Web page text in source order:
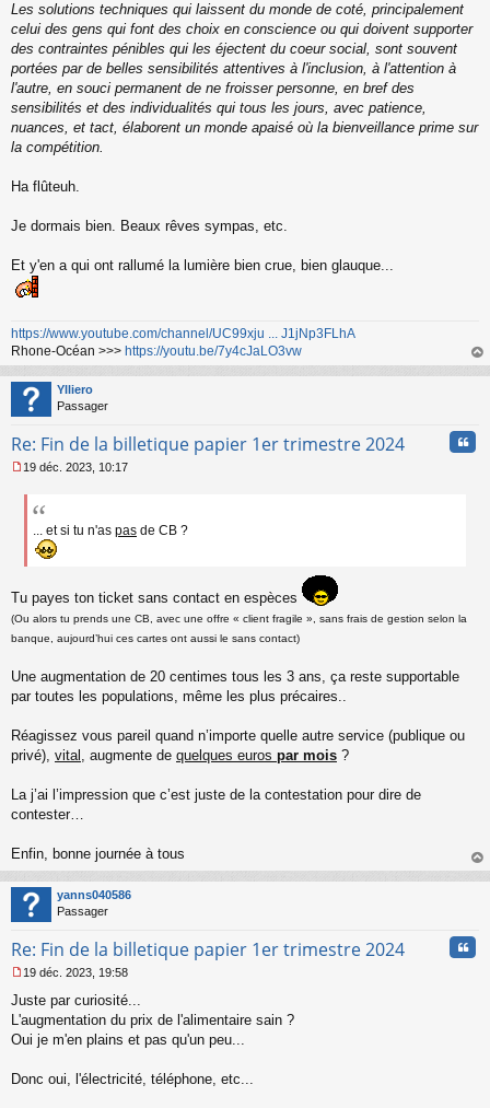
e
s
s
g
e
n
o
n
Les solutions techniques qui laissent du monde de coté, principalement
celui des gens qui font des choix en conscience ou qui doivent supporter
des contraintes pénibles qui les éjectent du coeur social, sont souvent
portées par de belles sensibilités attentives à l'inclusion, à l'attention à
l'autre, en souci permanent de ne froisser personne, en bref des
sensibilités et des individualités qui tous les jours, avec patience,
nuances, et tact, élaborent un monde apaisé où la bienveillance prime sur
la compétition.
Ha flûteuh.
Je dormais bien. Beaux rêves sympas, etc.
Et y'en a qui ont rallumé la lumière bien crue, bien glauque...
https://www.youtube.com/channel/UC99xju ... J1jNp3FLhA
Rhone-Océan >>> https://youtu.be/7y4cJaLO3vw
au
Ylliero
Passager
Re: Fin de la billetique papier 1er trimestre 2024
e
n
l
19 déc. 2023, 10:17
... et si tu n'as pas de CB ?
Tu payes ton ticket sans contact en espèces
(Ou alors tu prends une CB, avec une offre « client fragile », sans frais de gestion selon la
banque, aujourd’hui ces cartes ont aussi le sans contact)
Une augmentation de 20 centimes tous les 3 ans, ça reste supportable
par toutes les populations, même les plus précaires..
Réagissez vous pareil quand n’importe quelle autre service (publique ou
privé), vital , augmente de quelques euros par mois ?
La j’ai l’impression que c’est juste de la contestation pour dire de
contester…
Enfin, bonne journée à tous
au
yanns040586
Passager
Re: Fin de la billetique papier 1er trimestre 2024
e
s
e
19 déc. 2023, 19:58
Juste par curiosité...
L'augmentation du prix de l'alimentaire sain ?
Oui je m'en plains et pas qu'un peu...
Donc oui, l'électricité, téléphone, etc...